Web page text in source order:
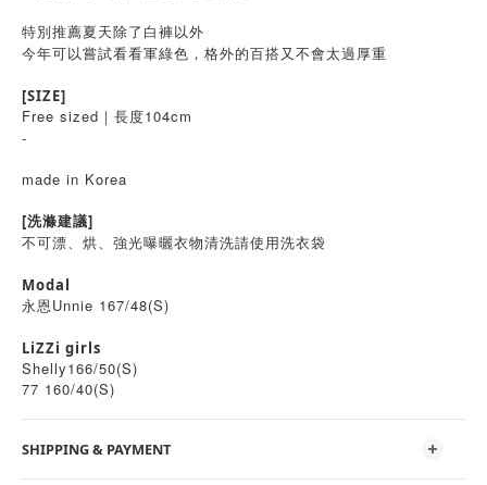
特別推薦夏天除了白褲以外
今年可以嘗試看看軍綠色，格外的百搭又不會太過厚重
[SIZE]
Free sized｜長度104cm
-
made in Korea
[洗滌建議]
不可漂、烘、強光曝曬衣物清洗請使用洗衣袋
Modal
永恩Unnie 167/48(S)
LiZZi girls
Shelly166/50(S)
77 160/40(S)
SHIPPING & PAYMENT